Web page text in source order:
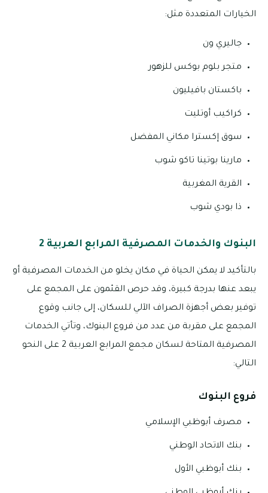
الخيارات المتعددة مثل:
جاليري ون
متجر بلوم بوكس للزهور
باكستان بافيليون
كراكيب أوتليت
سوق إكسترا مكاني المفضل
مارينا بوتينا تاكو شوب
القرية المغربية
ذا بودي شوب
البنوك والخدمات المصرفية المرابع العربية 2
بالتأكيد لا يمكن الحياة في مكان يخلو من الخدمات المصرفية أو
يبعد عنها بدرجة كبيرة، وقد حرص القئمون على المجمع على
توفير بعض أجهزة الصراف الآلي للسكان، إلى جانب وقوع
المجمع على مقربة من عدد من فروع البنوك، وتأتي الخدمات
المصرفية المتاحة لسكان مجمع المرابع العربية 2 على النحو
التالي:
فروع البنوك
مصرف أبوظبي الإسلامي
بنك الاتحاد الوطني
بنك أبوظبي الأول